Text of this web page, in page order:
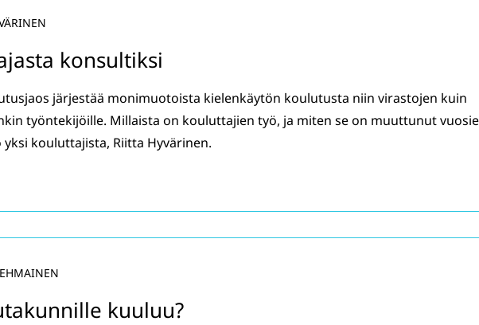
konsultiksi
järjestää monimuotoista kielenkäytön koulutusta niin virastojen kuin
työntekijöille. Millaista on kouluttajien työ, ja miten se on muuttunut
yksi kouluttajista, Riitta Hyvärinen.
kuuluu?